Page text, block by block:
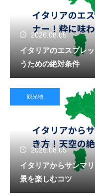
2026.08.05
イタリアのエスプレ
うための絶対条件
観光地
2026.08.05
イタリアからサンマ
景を楽しむコツ